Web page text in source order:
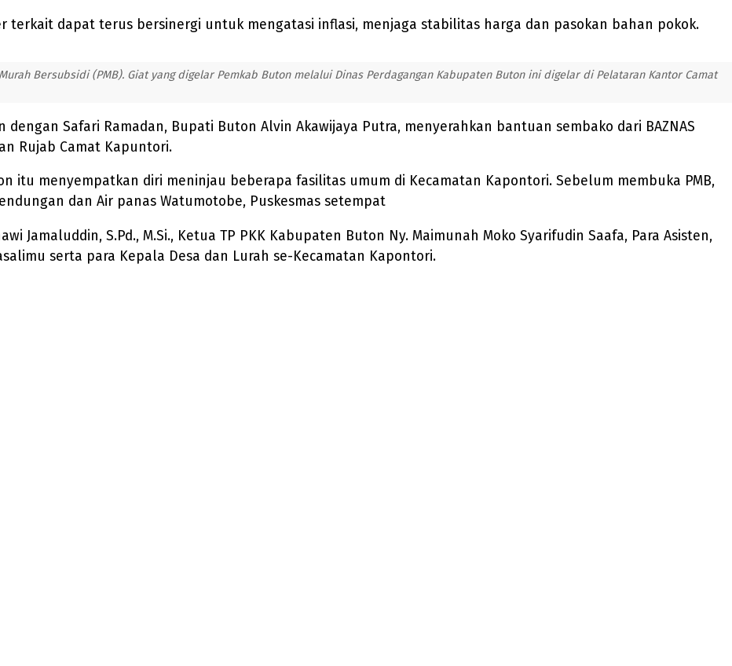
terkait dapat terus bersinergi untuk mengatasi inflasi, menjaga stabilitas harga dan pasokan bahan pokok.
Bersubsidi (PMB). Giat yang digelar Pemkab Buton melalui Dinas Perdagangan Kabupaten Buton ini digelar di Pelataran Kantor Camat
Safari Ramadan, Bupati Buton Alvin Akawijaya Putra, menyerahkan bantuan sembako dari BAZNAS
Rujab Camat Kapuntori.
itu menyempatkan diri meninjau beberapa fasilitas umum di Kecamatan Kapontori. Sebelum membuka PMB,
dan Air panas Watumotobe, Puskesmas setempat
Jamaluddin, S.Pd., M.Si., Ketua TP PKK Kabupaten Buton Ny. Maimunah Moko Syarifudin Saafa, Para Asisten,
serta para Kepala Desa dan Lurah se-Kecamatan Kapontori.